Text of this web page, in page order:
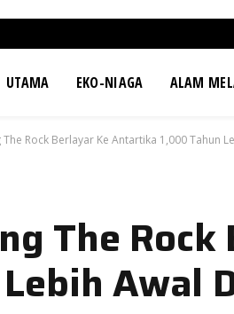
UTAMA EKO-NIAGA ALAM
Rock Berlayar Ke Antartika 1,000 Tahun
The
Awal